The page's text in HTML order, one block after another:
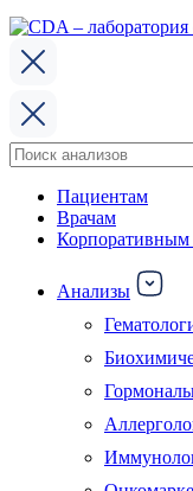
Поиск
по:
Пациентам
Врачам
Корпоративным
Анализы